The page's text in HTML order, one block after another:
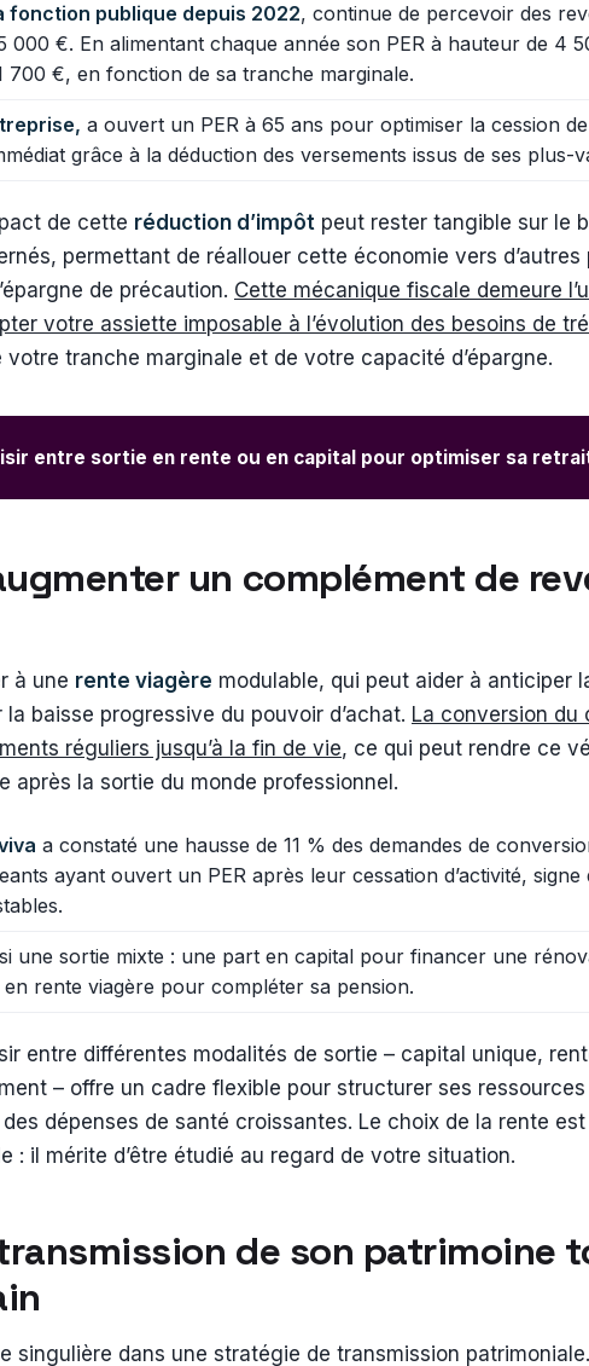
fonction publique depuis 2022, continue de percevoir des
000 €. En alimentant chaque année son PER à hauteur de 4
700 €, en fonction de sa tranche marginale.
a ouvert un PER à 65 ans pour optimiser la cession
grâce à la déduction des versements issus de ses plus-
de cette réduction d’impôt peut rester tangible sur le
permettant de réallouer cette économie vers d’autres
de précaution. Cette mécanique fiscale demeure
votre assiette imposable à l’évolution des besoins de
votre tranche marginale et de votre capacité d’épargne.
entre sortie en rente ou en capital pour optimiser sa
un complément de
à une rente viagère modulable, qui peut aider à anticiper
baisse progressive du pouvoir d’achat. La conversion du
réguliers jusqu’à la fin de vie, ce qui peut rendre ce
après la sortie du monde professionnel.
a constaté une hausse de 11 % des demandes de
ayant ouvert un PER après leur cessation d’activité, signe
une sortie mixte : une part en capital pour financer une
rente viagère pour compléter sa pension.
entre différentes modalités de sortie – capital unique,
– offre un cadre flexible pour structurer ses ressources
dépenses de santé croissantes. Le choix de la rente
: il mérite d’être étudié au regard de votre situation.
de son patrimoine
singulière dans une stratégie de transmission patrimoniale.